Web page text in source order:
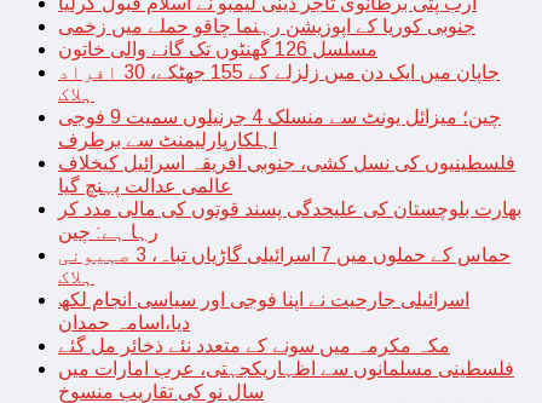
جنوبی کوریا کے اپوزیشن رہنما چاقو حملے میں زخمی
مسلسل 126 گھنٹوں تک گانے والی خاتون
جاپان میں ایک دن میں زلزلے کے 155 جھٹکے، 30 افراد
ہلاک
چین؛ میزائل یونٹ سے منسلک 4 جرنیلوں سمیت 9 فوجی
اہلکارپارلیمنٹ سے برطرف
فلسطینیوں کی نسل کشی، جنوبی افریقہ اسرائیل کیخلاف
عالمی عدالت پہنچ گیا
بھارت بلوچستان کی علیحدگی پسند قوتوں کی مالی مدد کر
رہا ہے: چین
حماس کے حملوں میں 7 اسرائیلی گاڑیاں تباہ، 3 صہیونی
ہلاک
اسرائیلی جارحیت نے اپنا فوجی اور سیاسی انجام لکھ
دیا،اسامہ حمدان
مکہ مکرمہ میں سونے کے متعدد نئے ذخائر مل گئے
فلسطینی مسلمانوں سے اظہاریکجہتی، عرب امارات میں
سال نو کی تقاریب منسوخ